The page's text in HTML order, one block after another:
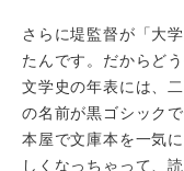
さらに堤監督が「大
たんです。だからど
文学史の年表には、
の名前が黒ゴシック
本屋で文庫本を一気
しくなっちゃって、